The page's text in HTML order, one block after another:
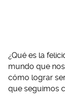
¿Qué es la
mundo que
cómo lograr
que seguimos